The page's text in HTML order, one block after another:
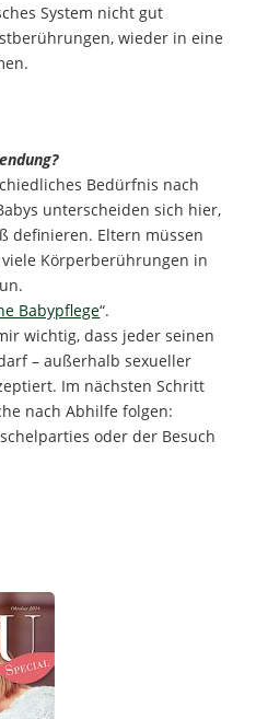
System nicht gut
wieder in eine
Bedürfnis nach
unterscheiden sich hier,
definieren. Eltern müssen
Körperberührungen in
Babypflege“.
wichtig, dass jeder seinen
– außerhalb sexueller
Im nächsten Schritt
nach Abhilfe folgen:
oder der Besuch